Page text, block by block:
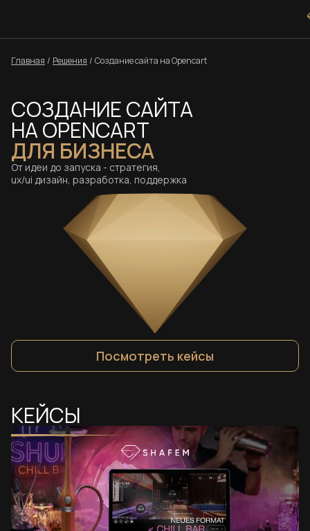
Главная / Решения / Создание сайта на Opencart
СОЗДАНИЕ САЙТА
НА OPENCART
ДЛЯ БИЗНЕСА
От идеи до запуска - стратегия,
ux/ui дизайн, разработка, поддержка
Посмотреть кейсы
КЕЙСЫ